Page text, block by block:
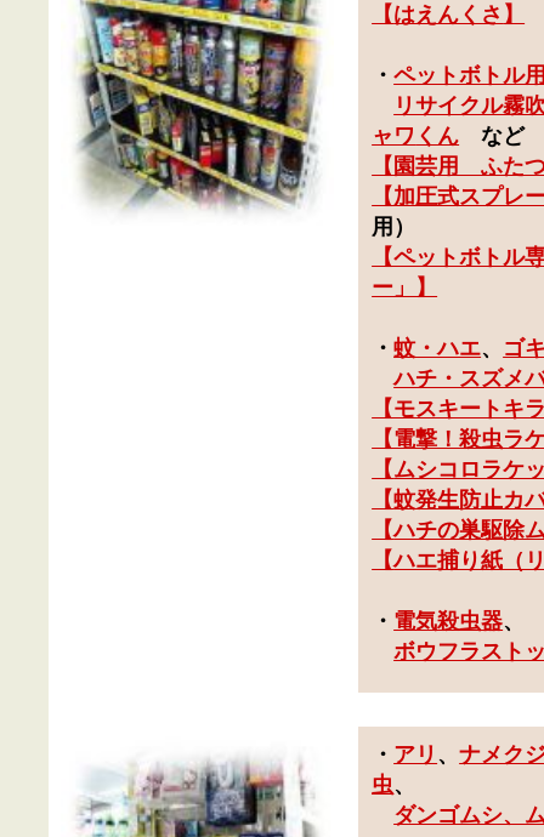
【はえんくさ 】
・ペットボトル
リサイクル霧
ャワ くん など
【園芸用 ふた
【加圧式スプレ
用）
【ペットボトル
ー」】
・蚊・ハエ、 ゴ
ハチ・スズメ
【モスキートキ
【電撃！殺虫ラ
【ムシコロラケ
【蚊発生防止カ
【ハチの巣駆除
【ハエ捕り紙（
・ 電気殺虫器、
ボウフラスト
・ アリ 、ナメク
虫、
ダンゴムシ、